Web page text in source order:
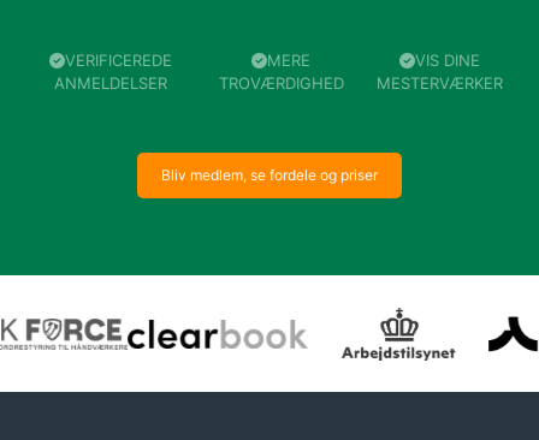
VERIFICEREDE
ANMELDELSER
MERE
TROVÆRDIGHED
VIS DINE
MESTERVÆRKER
Bliv medlem, se fordele og priser